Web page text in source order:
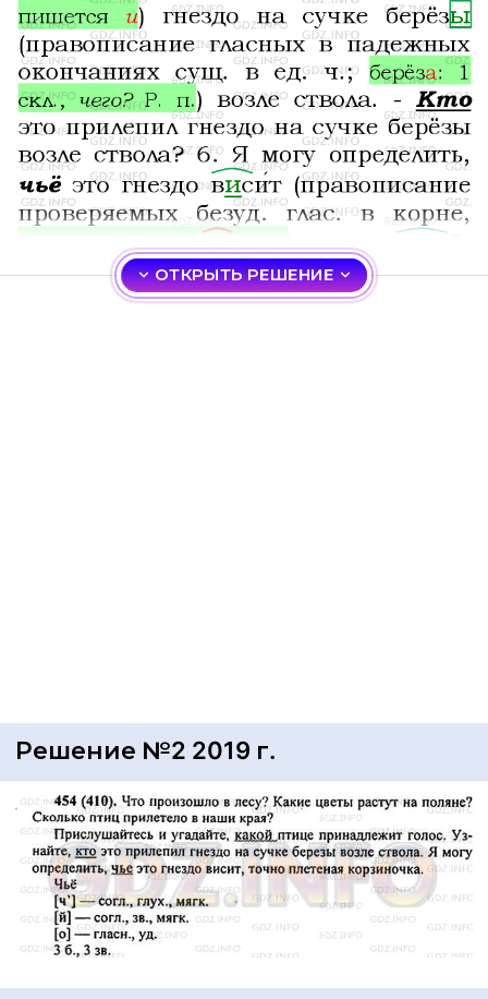
ОТКРЫТЬ РЕШЕНИЕ
Решение №2 2019 г.